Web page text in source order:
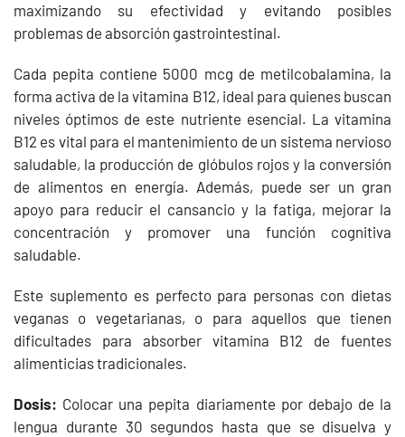
maximizando su efectividad y evitando posibles
problemas de absorción gastrointestinal.
Cada pepita contiene 5000 mcg de metilcobalamina, la
forma activa de la vitamina B12, ideal para quienes buscan
niveles óptimos de este nutriente esencial. La vitamina
B12 es vital para el mantenimiento de un sistema nervioso
saludable, la producción de glóbulos rojos y la conversión
de alimentos en energía. Además, puede ser un gran
apoyo para reducir el cansancio y la fatiga, mejorar la
concentración y promover una función cognitiva
saludable.
Este suplemento es perfecto para personas con dietas
veganas o vegetarianas, o para aquellos que tienen
dificultades para absorber vitamina B12 de fuentes
alimenticias tradicionales.
Dosis: Colocar una pepita diariamente por debajo de la
lengua durante 30 segundos hasta que se disuelva y